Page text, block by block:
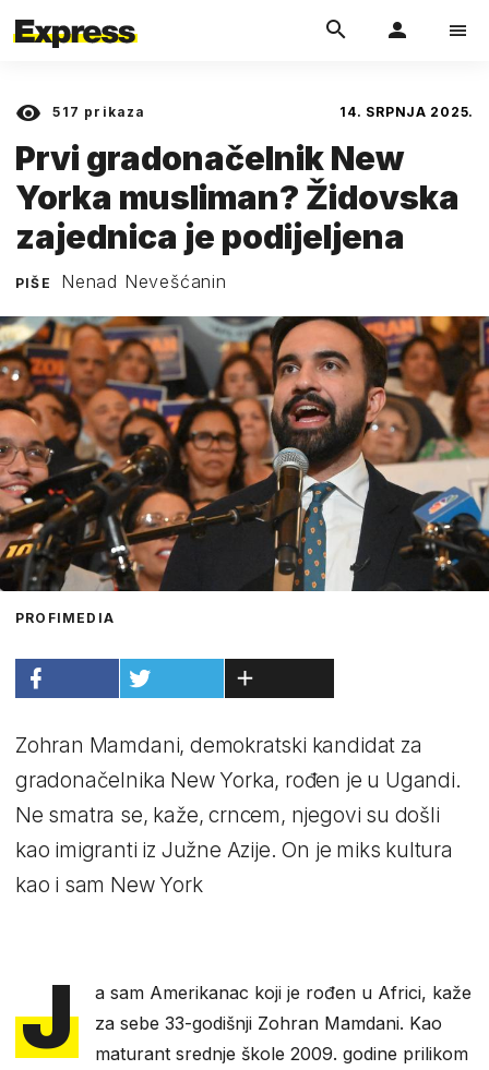
517 prikaza 14. SRPNJA 2025.
Prvi gradonačelnik New
Yorka musliman? Židovska
zajednica je podijeljena
PIŠE Nenad Nevešćanin
PROFIMEDIA
Zohran Mamdani, demokratski kandidat za
gradonačelnika New Yorka, rođen je u Ugandi.
Ne smatra se, kaže, crncem, njegovi su došli
kao imigranti iz Južne Azije. On je miks kultura
kao i sam New York
J
a sam Amerikanac koji je rođen u Africi, kaže
za sebe 33-godišnji Zohran Mamdani. Kao
maturant srednje škole 2009. godine prilikom